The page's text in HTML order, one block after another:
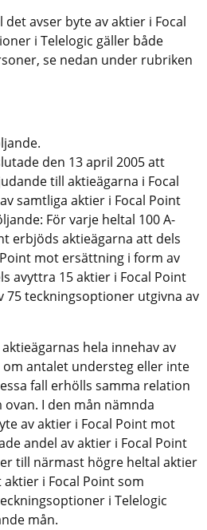
avser byte av aktier i Focal
i Telelogic gäller både
se nedan under rubriken
den 13 april 2005 att
till aktieägarna i Focal
samtliga aktier i Focal Point
För varje heltal 100 A-
erbjöds aktieägarna att dels
mot ersättning i form av
avyttra 15 aktier i Focal Point
teckningsoptioner utgivna av
hela innehav av
om antalet understeg eller inte
fall erhölls samma relation
I den mån nämnda
av aktier i Focal Point mot
andel av aktier i Focal Point
till närmast högre heltal aktier
i Focal Point som
i Telelogic
mån.